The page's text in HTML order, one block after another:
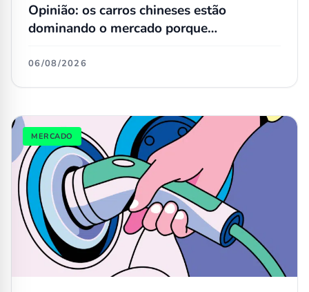
Opinião: os carros chineses estão
dominando o mercado porque
06/08/2026
MERCADO